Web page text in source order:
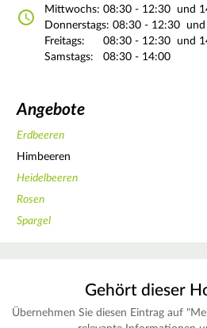
Mittwochs: 08:30 - 12:30
und
Donnerstags: 08:30 - 12:30
Freitags:
08:30 - 12:30
und
Samstags:
08:30 - 14:00
Angebote
Erdbeeren
Himbeeren
Heidelbeeren
Rosen
Spargel
Gehört dieser
Übernehmen Sie diesen Eintrag auf